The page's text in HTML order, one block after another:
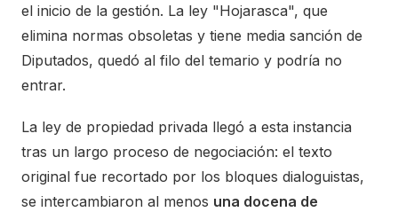
el inicio de la gestión. La ley "Hojarasca", que
elimina normas obsoletas y tiene media sanción de
Diputados, quedó al filo del temario y podría no
entrar.
La ley de propiedad privada llegó a esta instancia
tras un largo proceso de negociación: el texto
original fue recortado por los bloques dialoguistas,
se intercambiaron al menos una docena de